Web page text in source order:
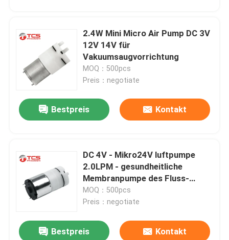
2.4W Mini Micro Air Pump DC 3V
12V 14V für
Vakuumsaugvorrichtung
MOQ：500pcs
Preis：negotiate
Bestpreis Kontakt
DC 4V - Mikro24V luftpumpe
2.0LPM - gesundheitliche
Membranpumpe des Fluss-
4.5LPM
MOQ：500pcs
Preis：negotiate
Bestpreis Kontakt